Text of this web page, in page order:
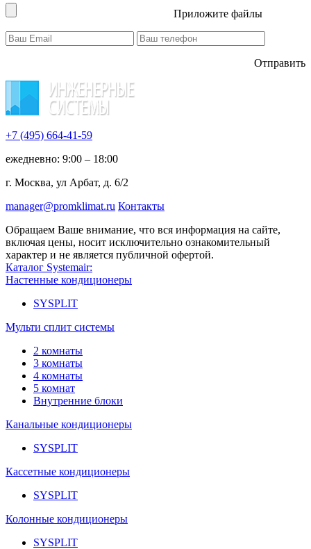
Приложите файлы
Отправить
+7 (495) 664-41-59
ежедневно: 9:00 – 18:00
г. Москва, ул Арбат, д. 6/2
manager@promklimat.ru Контакты
Обращаем Ваше внимание, что вся информация на сайте,
включая цены, носит исключительно ознакомительный
характер и не является публичной офертой.
Каталог Systemair:
Настенные кондиционеры
SYSPLIT
Мульти сплит системы
2 комнаты
3 комнаты
4 комнаты
5 комнат
Внутренние блоки
Канальные кондиционеры
SYSPLIT
Кассетные кондиционеры
SYSPLIT
Колонные кондиционеры
SYSPLIT